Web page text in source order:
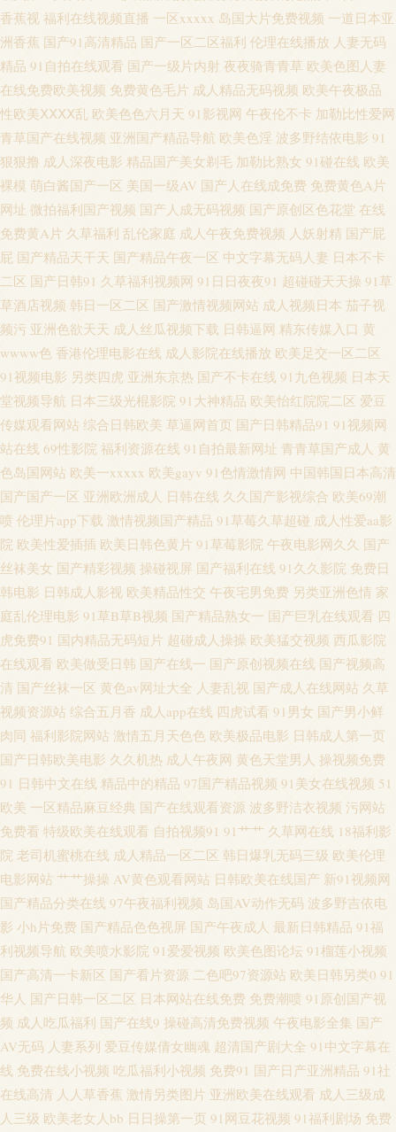
资源 久久精品国产视频 av总站 国产11页 韩国αⅤ 久草视频免费福利 日本高
清网 日日夜夜看毛片 69国精产品自偷 91久久久 97干在线视频 超碰在线人网
播放 国内成人在线 激情导航 精品3d动漫一区 欧美成人中文字幕 97国产se 久
久人国产 青娱乐av色导航 瑟瑟瑟瑟无码97 五月丁香成人网 97精品国产 爱豆
传媒性爱影片 狠狠色伊人 欧亚一本视频 日日撸亚洲视频 91内操 AV网址在线
超碰大香蕉av 韩国aa免费视频 人人天天骑擦 影音先锋三级资源 97精品在线
东京热三级 精品色色 欧美日韩色情a片 四虎影库av 影音先锋操逼网 91瑟瑟视
频导航 91在线视频视频 TS人妖色情网 超碰开久久 福利视频在线 国产日韩欧
美足交 九九热精品草 另类极品五五分 日本国产精品三级 日韩三区四区精品
影音先锋波多区 亚洲人妻中出 国产av夜夜 欧美色图第一页 在线视频污 91桃
色视屏 久久只有这里有 日韩男女在线 亚洲韩国最新版片 91在线91 A级片网
址 岛国成人福利影院 欧美成人情品18 午夜熟女av影院 91免费观 97精品电影
网 激清色色 日本色图欧美色图 手机在线有码A片 亚洲天天射综合 91亚洲精
品入口 wwwcom黄 超碰在线96 国产精品自拍官网 久草久爱新现看 亚洲成人
免费电影 九一av 日本有码区 影视先锋操 AV在线资源站 国产91精 久久青草
国产 人妖毛片 丝袜美脚五月天 91人色网 东京热AV情趣 久草婷婷 美女草逼
色天堂 欧洲人妖内射 三级网站网址视频 亚洲色色虎首页 91高跟丝袜啪啪 91
中文字幕网 高清无码视频UL 精品第十三页 麻豆旅游啪啪 青青草久久 日韩视
频福利导航 91黄频 AV男天堂 狠狠干无码 另类色色 欧美在线aa 午夜福利视
影院 www超碰全部 麻豆精品123 五月天偷拍 91视频在拍在线 A片免费欧美
视频 成人九一观看入口 老湿机香蕉久久 3级电影下载网站 岛国a免费观看 激
情人妻三级 女同网站 日本AⅤ在线 亚洲动态色图 91粉色情人 avav综合免费
超碰这里只有精品 欧美性爱激情综合 亚洲色图五月天 91福利视频网址 国产
福利吃瓜 日本91网站入口 无码欧美另类 亚洲一二三 91狼友之家 超碰97人人
网 激情的久久6 无码午夜影院 91在线欧 成人sss网站 韩国理论av电影 美女天
香蕉视 福利在线视频直播 一区xxxxx 岛国大片免费视频 一道日本亚
洲香蕉 国产91高清精品 国产一区二区福利 伦理在线播放 人妻无码
精品 91自拍在线观看 国产一级片内射 夜夜骑青青草 欧美色图人妻
在线免费欧美视频 免费黄色毛片 成人精品无码视频 欧美午夜极品
性欧美ⅩⅩⅩⅩ乱 欧美色色六月天 91影视网 午夜伦不卡 加勒比性爱网
青草国产在线视频 亚洲国产精品导航 欧美色淫 波多野结依电影 91
狠狠撸 成人深夜电影 精品国产美女剃毛 加勒比熟女 91碰在线 欧美
裸模 萌白酱国产一区 美国一级AV 国产人在线成免费 免费黄色A片
网址 微拍福利国产视频 国产人成无码视频 国产原创区色花堂 在线
免费黄A片 久草福利 乱伦家庭 成人午夜免费视频 人妖射精 国产屁
屁 国产精品天干天 国产精品午夜一区 中文字幕无码人妻 日本不卡
二区 国产日韩91 久草福利视频网 91日日夜夜91 超碰碰天天操 91草
草酒店视频 韩日一区二区 国产激情视频网站 成人视频日本 茄子视
频污 亚洲色欲天天 成人丝瓜视频下载 日韩逼网 精东传媒入口 黄
wwww色 香港伦理电影在线 成人影院在线播放 欧美足交一区二区
91视频电影 另类四虎 亚洲东京热 国产不卡在线 91九色视频 日本天
堂视频导航 日本三级光棍影院 91大神精品 欧美怡红院院二区 爱豆
传媒观看网站 综合日韩欧美 草逼网首页 国产日韩精品91 91视频网
站在线 69性影院 福利资源在线 91自拍最新网址 青青草国产成人 黄
色岛国网站 欧美一xxxxx 欧美gayv 91色情激情网 中国韩国日本高清
国产国产一区 亚洲欧洲成人 日韩在线 久久国产影视综合 欧美69潮
喷 伦理片app下载 激情视频国产精品 91草莓久草超碰 成人性爱aa影
院 欧美性爱插插 欧美日韩色黄片 91草莓影院 午夜电影网久久 国产
丝袜美女 国产精彩视频 操碰视屏 国产福利在线 91久久影院 免费日
韩电影 日韩成人影视 欧美精品性交 午夜宅男免费 另类亚洲色情 家
庭乱伦理电影 91草B草B视频 国产精品熟女一 国产巨乳在线观看 四
虎免费91 国内精品无码短片 超碰成人操操 欧美猛交视频 西瓜影院
在线观看 欧美做受日韩 国产在线一 国产原创视频在线 国产视频高
清 国产丝袜一区 黄色av网址大全 人妻乱视 国产成人在线网站 久草
视频资源站 综合五月香 成人app在线 四虎试看 91男女 国产男小鲜
肉同 福利影院网站 激情五月天色色 欧美极品电影 日韩成人第一页
国产日韩欧美电影 久久机热 成人午夜网 黄色天堂男人 操视频免费
91 日韩中文在线 精品中的精品 97国产精品视频 91美女在线视频 51
欧美 一区精品麻豆经典 国产在线观看资源 波多野洁衣视频 污网站
免费看 特级欧美在线观看 自拍视频91 91艹艹 久草网在线 18福利影
院 老司机蜜桃在线 成人精品一区二区 韩日爆乳无码三级 欧美伦理
电影网站 艹艹操操 AV黄色观看网站 日韩欧美在线国产 新91视频网
国产精品分类在线 97午夜福利视频 岛国AV动作无码 波多野吉依电
影 小h片免费 国产精品色色视屏 国产午夜成人 最新日韩精品 91福
利视频导航 欧美喷水影院 91爱爱视频 欧美色图论坛 91榴莲小视频
国产高清一卡新区 国产看片资源 二色吧97资源站 欧美日韩另类0 91
华人 国产日韩一区二区 日本网站在线免费 免费潮喷 91原创国产视
频 成人吃瓜福利 国产在线9 操碰高清免费视频 午夜电影全集 国产
AV无码 人妻系列 爱豆传媒倩女幽魂 超清国产剧大全 91中文字幕在
线 免费在线小视频 吃瓜福利小视频 免费91 国产日产亚洲精品 91社
在线高清 人人草香蕉 激情另类图片 亚洲欧美在线观看 成人三级成
人三级 欧美老女人bb 日日操第一页 91网豆花视频 91福利剧场 免费